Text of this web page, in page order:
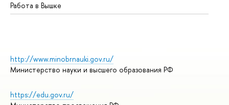
Работа в Вышке
http://www.minobrnauki.gov.ru/
Министерство науки и высшего образования РФ
https://edu.gov.ru/